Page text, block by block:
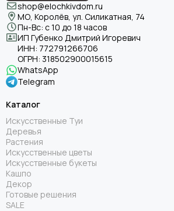
shop@elochkivdom.ru
МО, Королёв, ул. Силикатная, 74
Пн-Вс: с 10 до 18 часов
ИП Губенко Дмитрий Игоревич
ИНН: 772791266706
ОГРН: 318502900015615
WhatsApp
Telegram
Каталог
Искусственные Туи
Деревья
Растения
Искусственные цветы
Искусственные букеты
Кашпо
Декор
Готовые решения
SALE